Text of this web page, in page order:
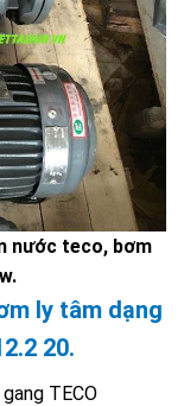
nước teco, bơm
ly tâm dạng
20.
TECO